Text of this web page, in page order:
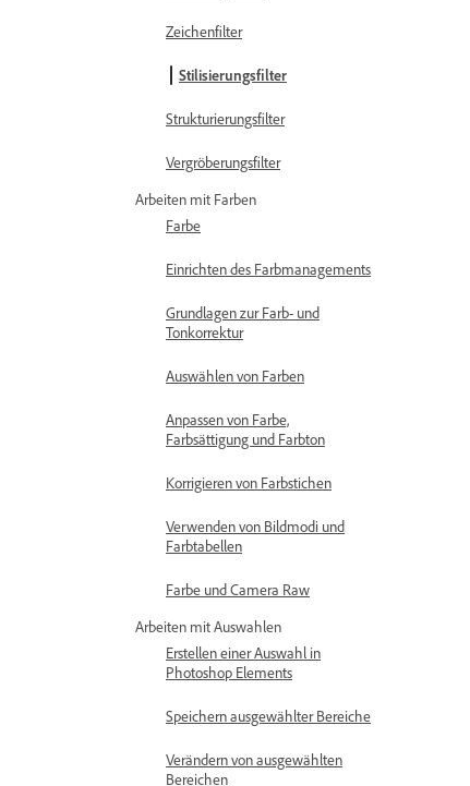
Zeichenfilter
Stilisierungsfilter
Strukturierungsfilter
Vergröberungsfilter
Arbeiten mit Farben
Farbe
Einrichten des Farbmanagements
Grundlagen zur Farb- und
Tonkorrektur
Auswählen von Farben
Anpassen von Farbe,
Farbsättigung und Farbton
Korrigieren von Farbstichen
Verwenden von Bildmodi und
Farbtabellen
Farbe und Camera Raw
Arbeiten mit Auswahlen
Erstellen einer Auswahl in
Photoshop Elements
Speichern ausgewählter Bereiche
Verändern von ausgewählten
Bereichen